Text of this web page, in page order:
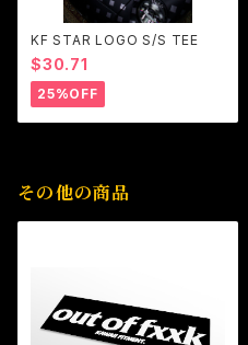
KF STAR LOGO S/S TEE
$30.71
25%OFF
その他の商品